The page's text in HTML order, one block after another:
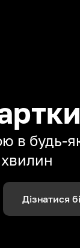
в будь-
Дізнатися